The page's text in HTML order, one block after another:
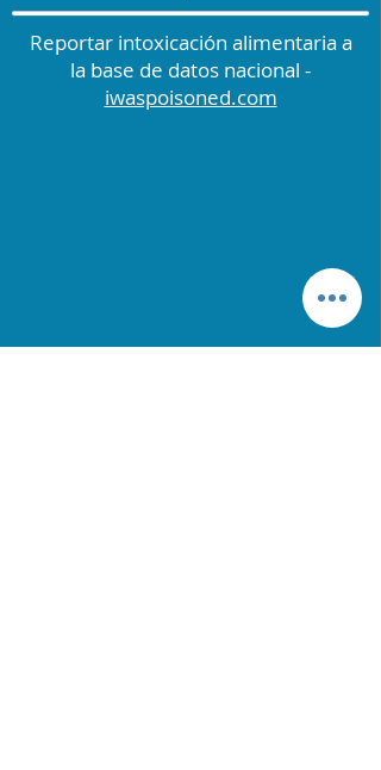
Reportar intoxicación alimentaria a
la base de datos nacional -
iwaspoisoned.com